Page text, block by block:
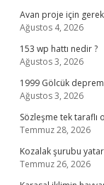
Avan proje için
Ağustos 4, 2026
153 wp hattı nedir ?
Ağustos 3, 2026
1999 Gölcük
Ağustos 3, 2026
Sözleşme tek taraflı
Temmuz 28, 2026
Kozalak şurubu
Temmuz 26, 2026